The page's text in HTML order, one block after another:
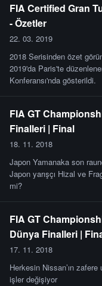
FIA Certified Gran
- Özetler
22. 03. 2019
2018 Serisinden özet
2019'da Paris'te
Konferansı'nda gösterildi.
FIA GT
Finalleri | Final
18. 11. 2018
Japon Yamanaka son
Japon yarışçı Hizal ve
mi?
FIA GT
Dünya Finalleri |
17. 11. 2018
Herkesin Nissan’ın zafere
işler değişiyor